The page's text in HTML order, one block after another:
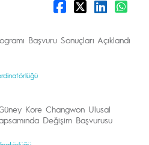
Başvuru Sonuçları Açıklandı
Kore Changwon Ulusal
Değişim Başvurusu